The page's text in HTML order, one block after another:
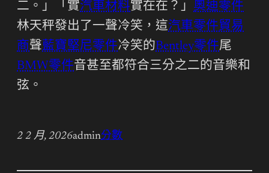
二。」「實汽車材料實在在？」 奧迪零件
林天秤發出了一聲冷笑，這汽車零件貿易
商聲藍寶堅尼零件冷笑的Bentley零件尾
BMW零件音甚至都符合三分之二的音樂和
弦。
2 2 月, 2026admin分數